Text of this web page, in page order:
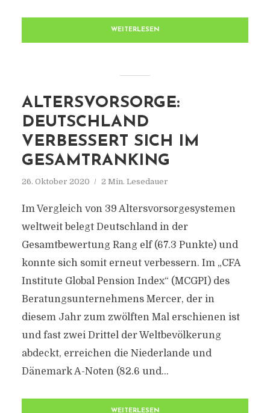
WEITERLESEN
ALTERSVORSORGE:
DEUTSCHLAND
VERBESSERT SICH IM
GESAMTRANKING
26. Oktober 2020 2 Min. Lesedauer
Im Vergleich von 39 Altersvorsorgesystemen
weltweit belegt Deutschland in der
Gesamtbewertung Rang elf (67.3 Punkte) und
konnte sich somit erneut verbessern. Im „CFA
Institute Global Pension Index“ (MCGPI) des
Beratungsunternehmens Mercer, der in
diesem Jahr zum zwölften Mal erschienen ist
und fast zwei Drittel der Weltbevölkerung
abdeckt, erreichen die Niederlande und
Dänemark A-Noten (82.6 und...
WEITERLESEN